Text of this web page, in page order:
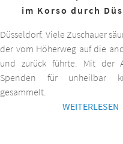
im Korso durch
Düsseldorf. Viele Zuschauer
der vom Höherweg auf die
und zurück führte. Mit der
Spenden für unheilbar
gesammelt.
WEITERLESEN